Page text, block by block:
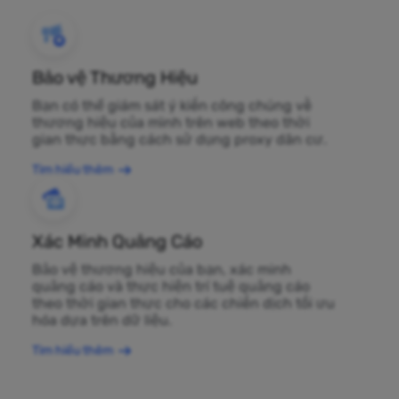
Bảo vệ Thương Hiệu
Bạn có thể giám sát ý kiến công chúng về
thương hiệu của mình trên web theo thời
gian thực bằng cách sử dụng proxy dân cư.
Tìm hiểu thêm
Xác Minh Quảng Cáo
Bảo vệ thương hiệu của bạn, xác minh
quảng cáo và thực hiện trí tuệ quảng cáo
theo thời gian thực cho các chiến dịch tối ưu
hóa dựa trên dữ liệu.
Tìm hiểu thêm